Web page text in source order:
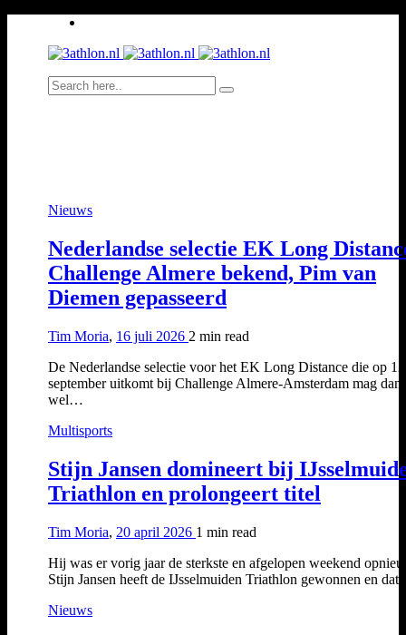
Nieuws
Nederlandse selectie EK Long
Challenge Almere bekend, Pim van
Diemen gepasseerd
Tim Moria, 16 juli 2026 2 min read
De Nederlandse selectie voor het EK Long Distance die op 12
september uitkomt bij Challenge Almere-Amsterdam mag dan
wel…
Multisports
Stijn Jansen domineert bij
Triathlon en prolongeert titel
Tim Moria, 20 april 2026 1 min read
Hij was er vorig jaar de sterkste en afgelopen weekend
Stijn Jansen heeft de IJsselmuiden Triathlon gewonnen en
Nieuws